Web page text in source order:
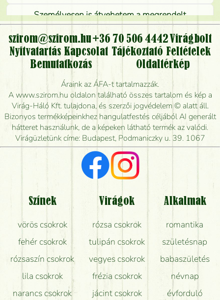
Személyesen is átvehetem a megrendelt
virágcsokrot, vagy csak virágküldéssel, kiszállítással
kérhető?
Vidékre is lehet rendelni?
Meddig rendelhetek virágküldést úgy, hogy még ma
kiszállítsák?
Mennyire gyorsan tudják elkészíteni a csokrot, és
mikor tudják leghamarabb kiszállítani?
Vörös rózsát keresek, van önöknél?
Milyen visszajelzést kapok a virágküldésről?
Mit kell tudni a virágcsokrok szállításáról?
Hogy marad a lehető legtovább friss a csokor?
Tudok adventi koszorút vásárolni boltban?
szirom@szirom.hu +36 70 506 4442 Virágbolt
Nyitvatartás Kapcsolat Tájékoztató Feltételek
Bemutatkozás
Oldaltérkép
Áraink az ÁFA-t tartalmazzák.
A www.szirom.hu oldalon található összes tartalom és kép a
Virág-Háló Kft. tulajdona, és szerzői jogvédelem © alatt áll.
Bizonyos termékképeinkhez hangulatfestés céljából AI generált
hátteret használunk, de a képeken látható termék az valódi.
Virágüzletünk címe: Budapest, Podmaniczky u. 39. 1067
Színek
vörös csokrok
fehér csokrok
rózsaszín csokrok
lila csokrok
narancs csokrok
Virágok
rózsa csokrok
tulipán csokrok
vegyes csokrok
frézia csokrok
jácint csokrok
Alkalmak
romantika
születésnap
babaszületés
névnap
évforduló